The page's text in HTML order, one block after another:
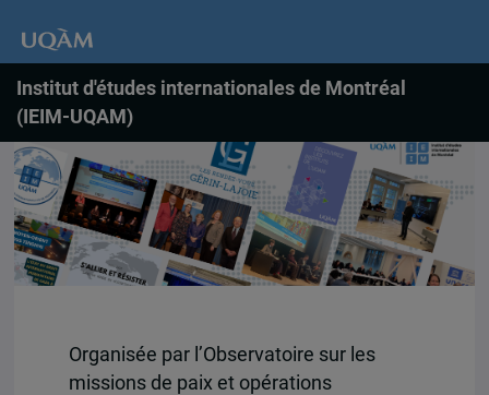
Institut d'études internationales de Montréal
(IEIM-UQAM)
Organisée par l’Observatoire sur les
missions de paix et opérations